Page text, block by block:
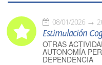
08/01/2026
Estimulación
OTRAS
AUTONOMÍA
DEPENDENCIA